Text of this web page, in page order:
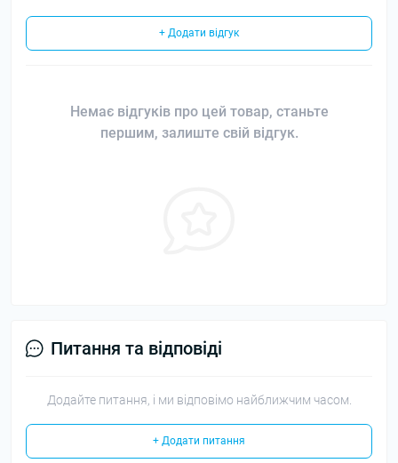
+ Додати відгук
Немає відгуків про цей товар, станьте
першим, залиште свій відгук.
Питання та відповіді
Додайте питання, і ми відповімо найближчим часом.
+ Додати питання